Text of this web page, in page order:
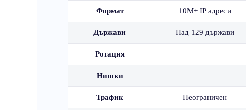
Формат 10M+ IP адреси
Държави Над 129 държави
Ротация
Нишки
Трафик Неограничен